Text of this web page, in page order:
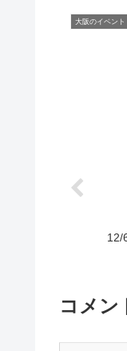
大阪のイベント
12/
コメン